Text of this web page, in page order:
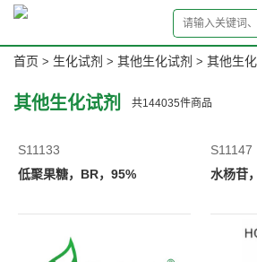
首页 > 生化试剂 > 其他生化试剂 > 其他生
其他生化试剂 共144035件商品
S11133
低聚果糖，BR，95%
S11147
水杨苷